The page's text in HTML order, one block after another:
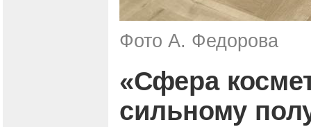
Фото А. Федорова
«Сфера
сильному